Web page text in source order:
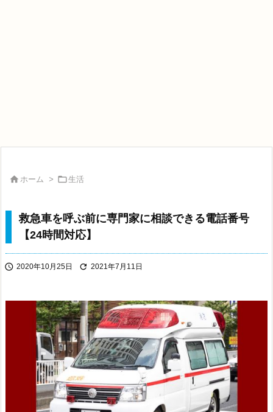
 ホーム > 生活
救急車を呼ぶ前に専門家に相談できる電話番号
【24時間対応】
 2020年10月25日  2021年7月11日